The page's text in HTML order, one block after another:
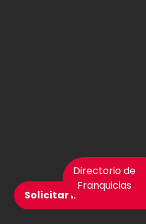
Solicitar información
Directorio de
Franquicias